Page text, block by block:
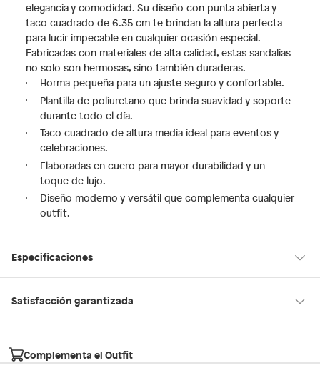
elegancia y comodidad. Su diseño con punta abierta y
taco cuadrado de 6.35 cm te brindan la altura perfecta
para lucir impecable en cualquier ocasión especial.
Fabricadas con materiales de alta calidad, estas sandalias
no solo son hermosas, sino también duraderas.
Horma pequeña para un ajuste seguro y confortable.
Plantilla de poliuretano que brinda suavidad y soporte
durante todo el día.
Taco cuadrado de altura media ideal para eventos y
celebraciones.
Elaboradas en cuero para mayor durabilidad y un
toque de lujo.
Diseño moderno y versátil que complementa cualquier
outfit.
Especificaciones
Hecho en
producto
Satisfacción garantizada
Sin embargo, tenemos categorías que cuentan con plazos
Complementa el Outfit